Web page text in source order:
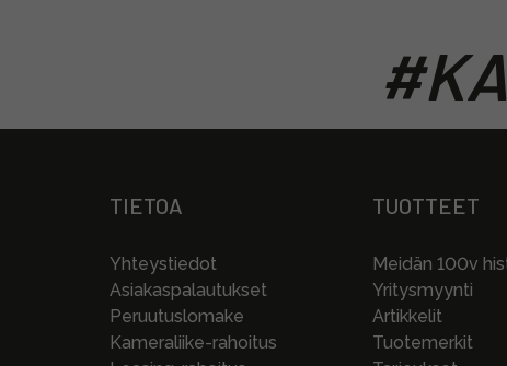
TIETOA
Yhteystiedot
Asiakaspalautukset
Peruutuslomake
Kameraliike-rahoitus
TUOTTEET
Meidän 100v
Yritysmyynti
Artikkelit
Tuotemerkit